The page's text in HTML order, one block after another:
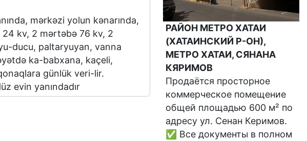
mərkəzi yolun kənarında,
kv, 2 mərtəbə 76 kv, 2
ducu, paltaryuyan, vanna
ka-babxana, kaçeli,
günlük veri-lir.
evin yanındadır
РАЙОН МЕТРО ХАТАИ
(ХАТАИНСКИЙ Р-ОН),
МЕТРО ХАТАИ, СЯНАНА
КЯРИМОВ
Продаётся просторное
коммерческое помещение
общей площадью 600 м² по
адресу ул. Сенан Керимов.
✅ Все документы в полном